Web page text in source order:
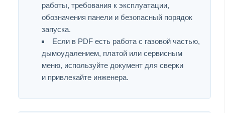
работы, требования к эксплуатации,
обозначения панели и безопасный порядок
запуска.
Если в PDF есть работа с газовой частью,
дымоудалением, платой или сервисным
меню, используйте документ для сверки
и привлекайте инженера.